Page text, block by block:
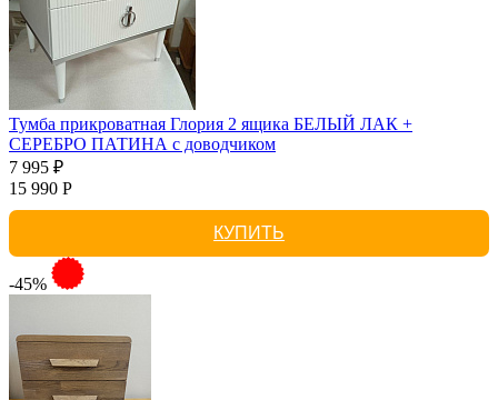
Тумба прикроватная Глория 2 ящика БЕЛЫЙ ЛАК +
СЕРЕБРО ПАТИНА с доводчиком
7 995 ₽
15 990 Р
КУПИТЬ
-45%